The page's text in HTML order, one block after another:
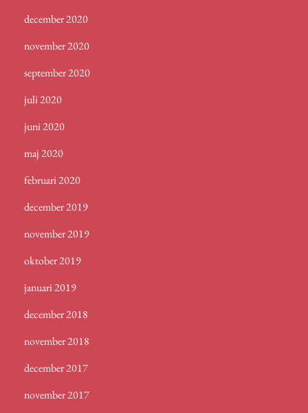
december 2020
november 2020
september 2020
juli 2020
juni 2020
maj 2020
februari 2020
december 2019
november 2019
oktober 2019
januari 2019
december 2018
november 2018
december 2017
november 2017